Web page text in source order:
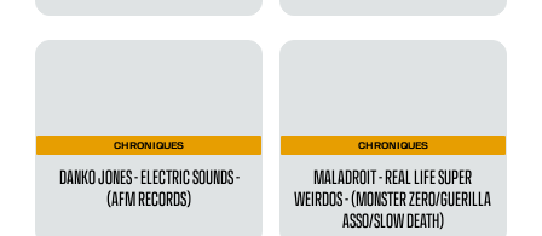
CHRONIQUES
DANKO JONES - ELECTRIC SOUNDS -
(AFM RECORDS)
CHRONIQUES
MALADROIT - ‍REAL LIFE SUPER
WEIRDOS - (MONSTER ZERO/GUERILLA
ASSO/SLOW DEATH)